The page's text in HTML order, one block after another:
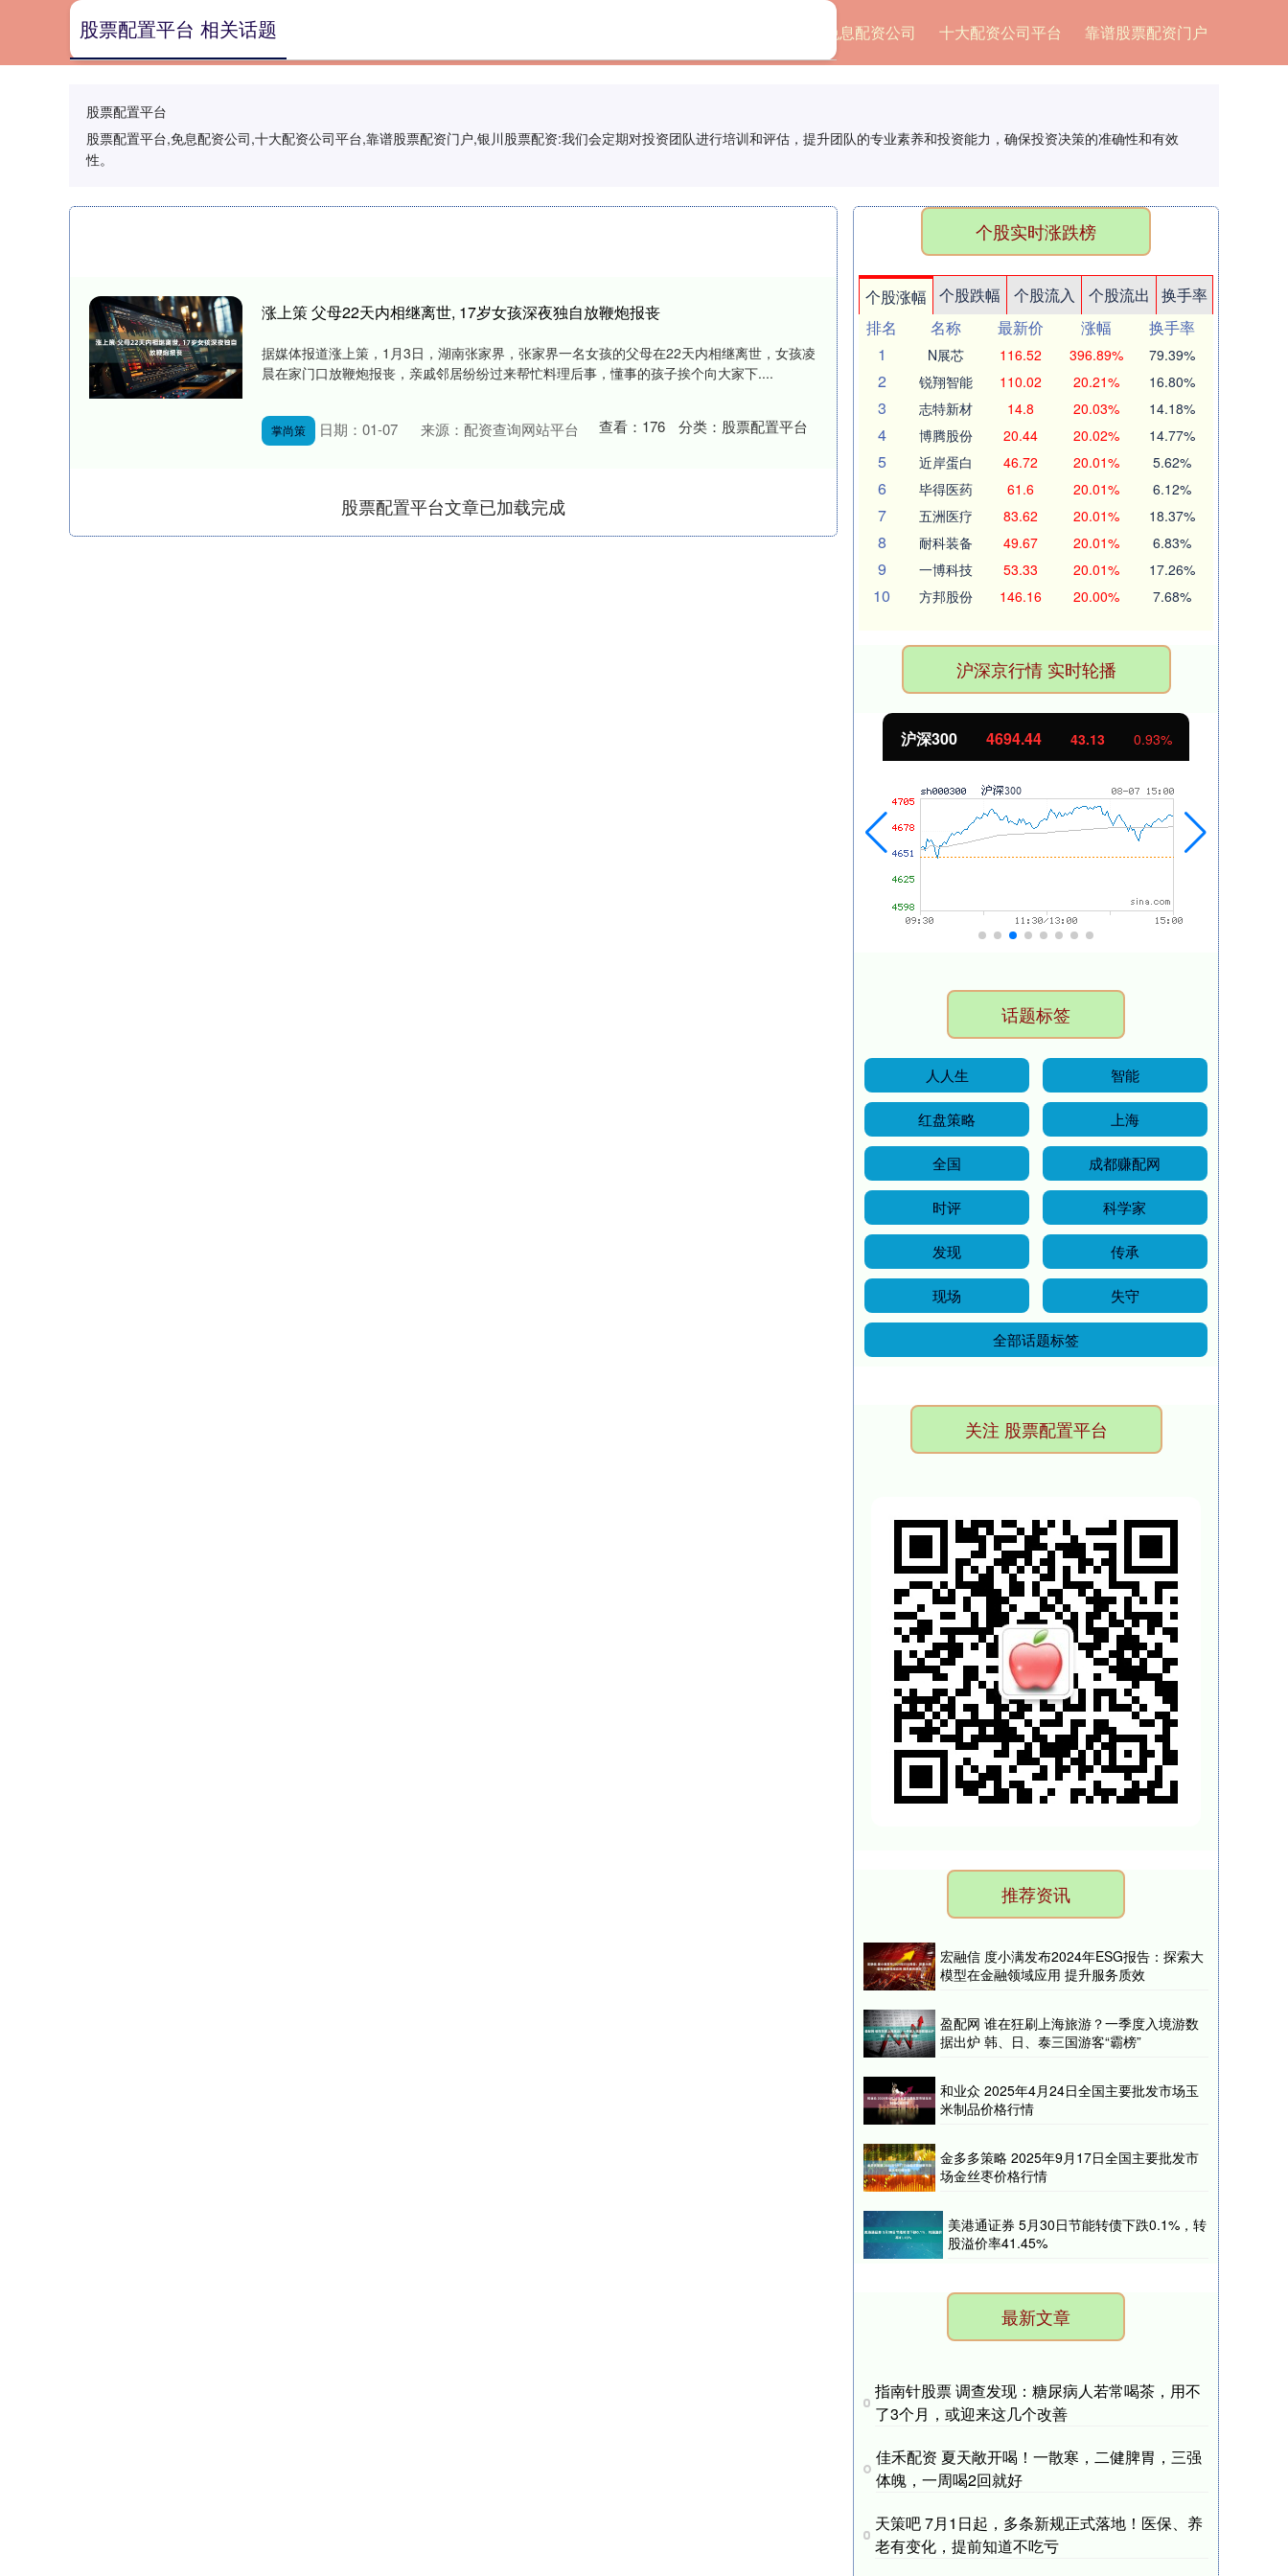
免息配资公司 十大配资公司平台 靠谱股票配资门户
股票配置平台
股票配置平台,免息配资公司,十大配资公司平台,靠谱股票配资门户,银川股票配资:我们会定期对投资团队进行培训和评估，提升团队的专业素养和投资能力，确保投资决策的准确性和有效
性。
股票配置平台 相关话题
涨上策 父母22天内相继离世, 17岁女孩深夜独自放鞭炮报丧
据媒体报道涨上策，1月3日，湖南张家界，张家界一名女孩的父母在22天内相继离世，女孩凌
晨在家门口放鞭炮报丧，亲戚邻居纷纷过来帮忙料理后事，懂事的孩子挨个向大家下....
掌尚策 日期：01-07 来源：配资查询网站平台 查看： 176 分类： 股票配置平台
股票配置平台文章已加载完成
个股实时涨跌榜
个股涨幅 个股跌幅 个股流入 个股流出
换手率
排名
名称 最新价 涨幅
换手率
1
N展芯 116.52 396.89% 79.39%
2 锐翔智能 110.02 20.21% 16.80%
3 志特新材 14.8 20.03% 14.18%
4 博腾股份 20.44 20.02% 14.77%
5 近岸蛋白 46.72 20.01% 5.62%
6 毕得医药 61.6 20.01% 6.12%
7 五洲医疗 83.62 20.01% 18.37%
8 耐科装备 49.67 20.01% 6.83%
9 一博科技 53.33 20.01% 17.26%
10 方邦股份 146.16 20.00% 7.68%
沪深京行情 实时轮播
沪深300 4694.44 43.13 0.93%
话题标签
人人生 智能
红盘策略 上海
全国 成都赚配网
时评 科学家
发现 传承
现场 失守
全部话题标签
关注 股票配置平台
推荐资讯
宏融信 度小满发布2024年ESG报告：探索大
模型在金融领域应用 提升服务质效
盈配网 谁在狂刷上海旅游？一季度入境游数
据出炉 韩、日、泰三国游客“霸榜”
和业众 2025年4月24日全国主要批发市场玉
米制品价格行情
金多多策略 2025年9月17日全国主要批发市
场金丝枣价格行情
美港通证券 5月30日节能转债下跌0.1%，转
股溢价率41.45%
最新文章
指南针股票 调查发现：糖尿病人若常喝茶，用不
了3个月，或迎来这几个改善
佳禾配资 夏天敞开喝！一散寒，二健脾胃，三强
体魄，一周喝2回就好
天策吧 7月1日起，多条新规正式落地！医保、养
老有变化，提前知道不吃亏